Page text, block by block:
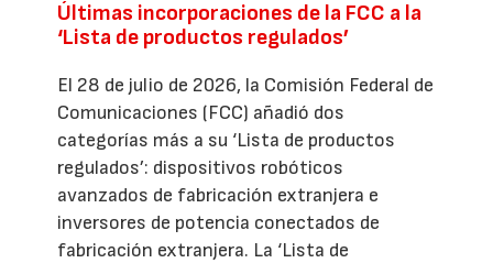
Últimas incorporaciones de la FCC a la
‘Lista de productos regulados’
El 28 de julio de 2026, la Comisión Federal de
Comunicaciones (FCC) añadió dos
categorías más a su ‘Lista de productos
regulados’: dispositivos robóticos
avanzados de fabricación extranjera e
inversores de potencia conectados de
fabricación extranjera. La ‘Lista de